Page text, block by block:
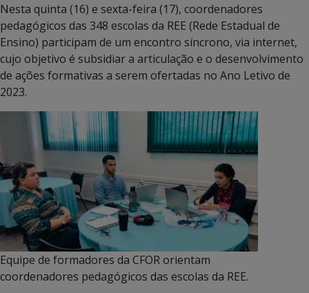
Nesta quinta (16) e sexta-feira (17), coordenadores
pedagógicos das 348 escolas da REE (Rede Estadual de
Ensino) participam de um encontro síncrono, via internet,
cujo objetivo é subsidiar a articulação e o desenvolvimento
de ações formativas a serem ofertadas no Ano Letivo de
2023.
Equipe de formadores da CFOR orientam
coordenadores pedagógicos das escolas da REE.